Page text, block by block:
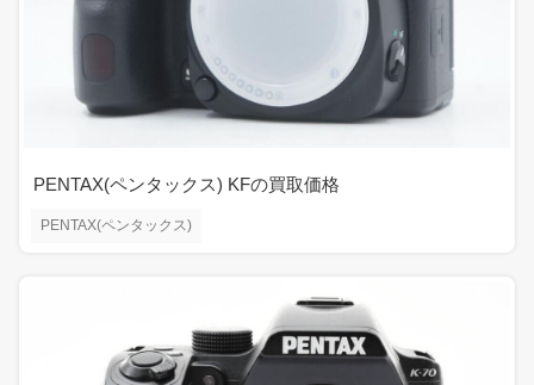
PENTAX(ペンタックス)
PENTAX(ペンタックス) KFの買取価格